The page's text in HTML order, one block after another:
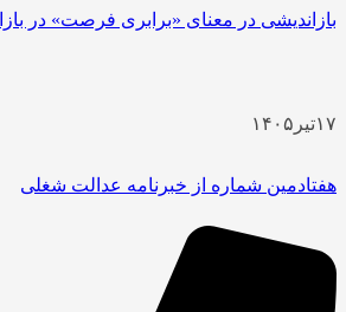
بازاندیشی در معنای «برابری فرصت» در
۱۷تیر ۱۴۰۵
هفتادمین شماره از خبرنامه عدالت شغلی